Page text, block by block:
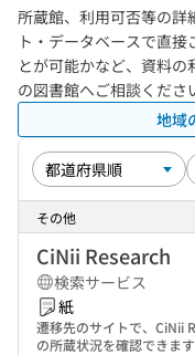
所蔵館、利用可否等の詳
ト・データベースで直
とが可能かなど、資料の
の図書館へご相談くださ
地域
その他
CiNii Research
検索サービス
紙
遷移先のサイトで、CiNii
の所蔵状況を確認できます